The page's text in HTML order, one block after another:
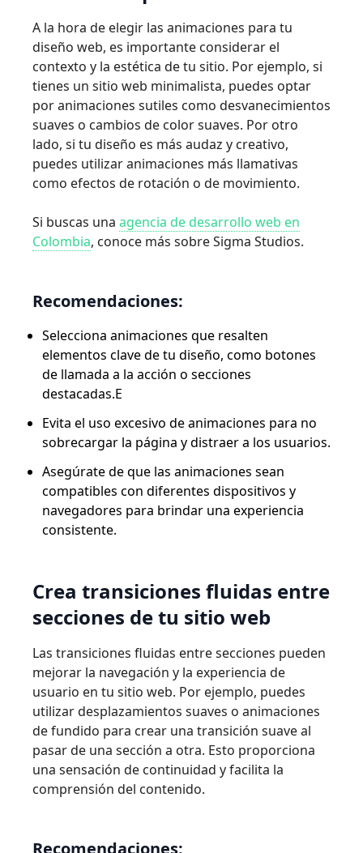
A la hora de elegir las animaciones para tu
diseño web, es importante considerar el
contexto y la estética de tu sitio. Por ejemplo, si
tienes un sitio web minimalista, puedes optar
por animaciones sutiles como desvanecimientos
suaves o cambios de color suaves. Por otro
lado, si tu diseño es más audaz y creativo,
puedes utilizar animaciones más llamativas
como efectos de rotación o de movimiento.
Si buscas una agencia de desarrollo web en
Colombia, conoce más sobre Sigma Studios.
Recomendaciones:
Selecciona animaciones que resalten
elementos clave de tu diseño, como botones
de llamada a la acción o secciones
destacadas.E
Evita el uso excesivo de animaciones para no
sobrecargar la página y distraer a los usuarios.
Asegúrate de que las animaciones sean
compatibles con diferentes dispositivos y
navegadores para brindar una experiencia
consistente.
Crea transiciones fluidas entre
secciones de tu sitio web
Las transiciones fluidas entre secciones pueden
mejorar la navegación y la experiencia de
usuario en tu sitio web. Por ejemplo, puedes
utilizar desplazamientos suaves o animaciones
de fundido para crear una transición suave al
pasar de una sección a otra. Esto proporciona
una sensación de continuidad y facilita la
comprensión del contenido.
Recomendaciones: